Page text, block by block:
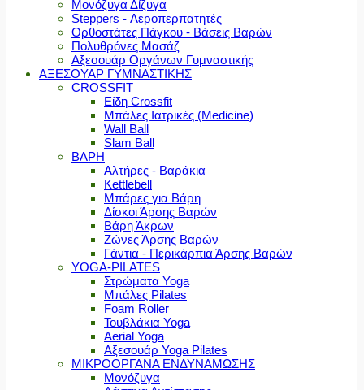
Μονόζυγα Δίζυγα
Steppers - Αεροπερπατητές
Ορθοστάτες Πάγκου - Βάσεις Βαρών
Πολυθρόνες Μασάζ
Αξεσουάρ Οργάνων Γυμναστικής
ΑΞΕΣΟΥΑΡ ΓΥΜΝΑΣΤΙΚΗΣ
CROSSFIT
Είδη Crossfit
Μπάλες Ιατρικές (Medicine)
Wall Ball
Slam Ball
ΒΑΡΗ
Αλτήρες - Βαράκια
Kettlebell
Μπάρες για Βάρη
Δίσκοι Άρσης Βαρών
Βάρη Άκρων
Ζώνες Άρσης Βαρών
Γάντια - Περικάρπια Άρσης Βαρών
YOGA-PILATES
Στρώματα Yoga
Μπάλες Pilates
Foam Roller
Τουβλάκια Yoga
Aerial Yoga
Αξεσουάρ Yoga Pilates
ΜΙΚΡΟΟΡΓΑΝΑ ΕΝΔΥΝΑΜΩΣΗΣ
Μονόζυγα